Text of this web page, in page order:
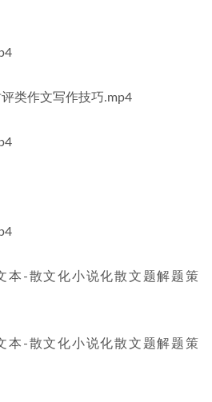
类作文写作技巧.mp4
本-散文化小说化散文题解题策
本-散文化小说化散文题解题策